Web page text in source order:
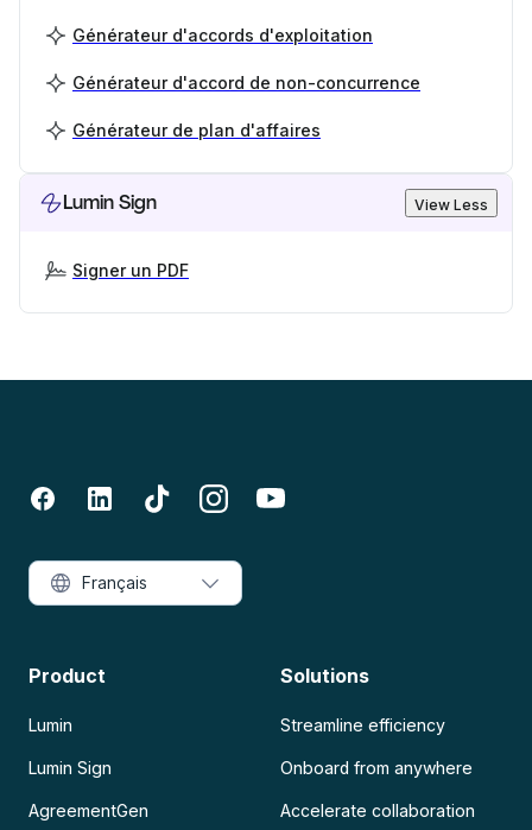
Générateur d'accords d'exploitation
Générateur d'accord de non-concurrence
Générateur de plan d'affaires
Lumin Sign View Less
Signer un PDF
Product
Lumin
Lumin Sign
AgreementGen
Solutions
Streamline efficiency
Onboard from anywhere
Accelerate collaboration
Français